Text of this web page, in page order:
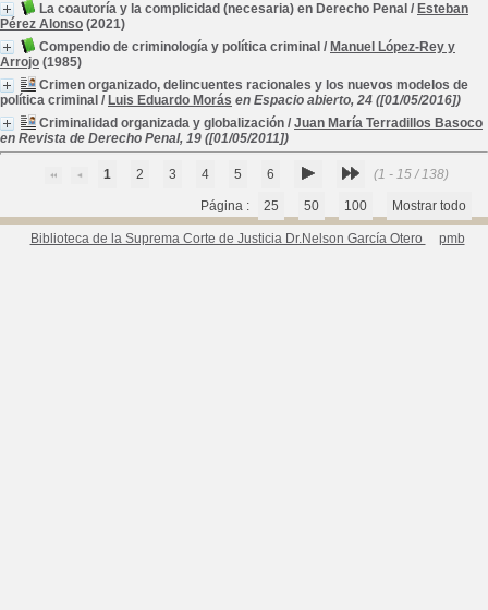
La coautoría y la complicidad (necesaria) en Derecho Penal / Esteban
Pérez Alonso (2021)
Compendio de criminología y política criminal / Manuel López-Rey y
Arrojo (1985)
Crimen organizado, delincuentes racionales y los nuevos modelos de
política criminal / Luis Eduardo Morás en Espacio abierto, 24 ([01/05/2016])
Criminalidad organizada y globalización / Juan María Terradillos Basoco
en Revista de Derecho Penal, 19 ([01/05/2011])
1 2 3 4 5 6 (1 - 15 / 138)
Página : 25 50 100 Mostrar todo
Biblioteca de la Suprema Corte de Justicia Dr.Nelson García Otero pmb